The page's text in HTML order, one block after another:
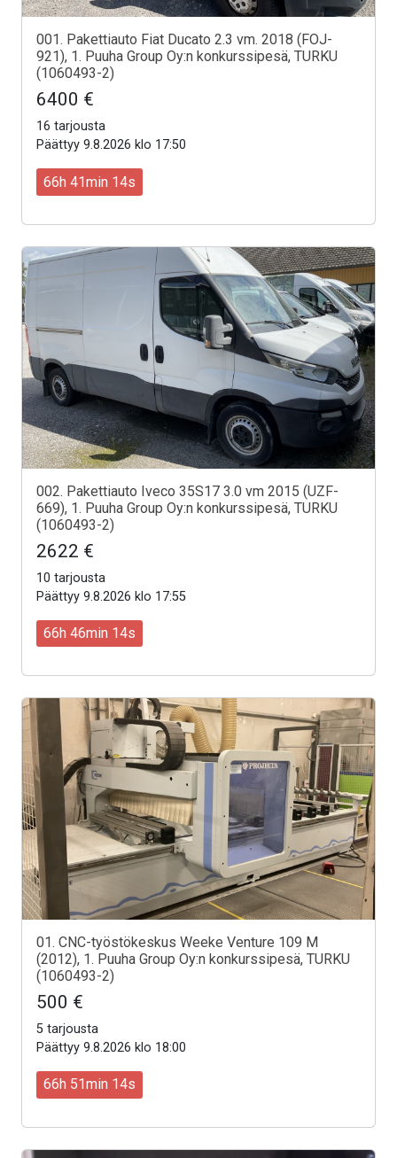
001. Pakettiauto Fiat Ducato 2.3 vm. 2018 (FOJ-
921), 1. Puuha Group Oy:n konkurssipesä, TURKU
(1060493-2)
6400 €
16 tarjousta
Päättyy 9.8.2026 klo 17:50
66h 41min 12s
002. Pakettiauto Iveco 35S17 3.0 vm 2015 (UZF-
669), 1. Puuha Group Oy:n konkurssipesä, TURKU
(1060493-2)
2622 €
10 tarjousta
Päättyy 9.8.2026 klo 17:55
66h 46min 12s
01. CNC-työstökeskus Weeke Venture 109 M
(2012), 1. Puuha Group Oy:n konkurssipesä, TURKU
(1060493-2)
500 €
5 tarjousta
Päättyy 9.8.2026 klo 18:00
66h 51min 12s